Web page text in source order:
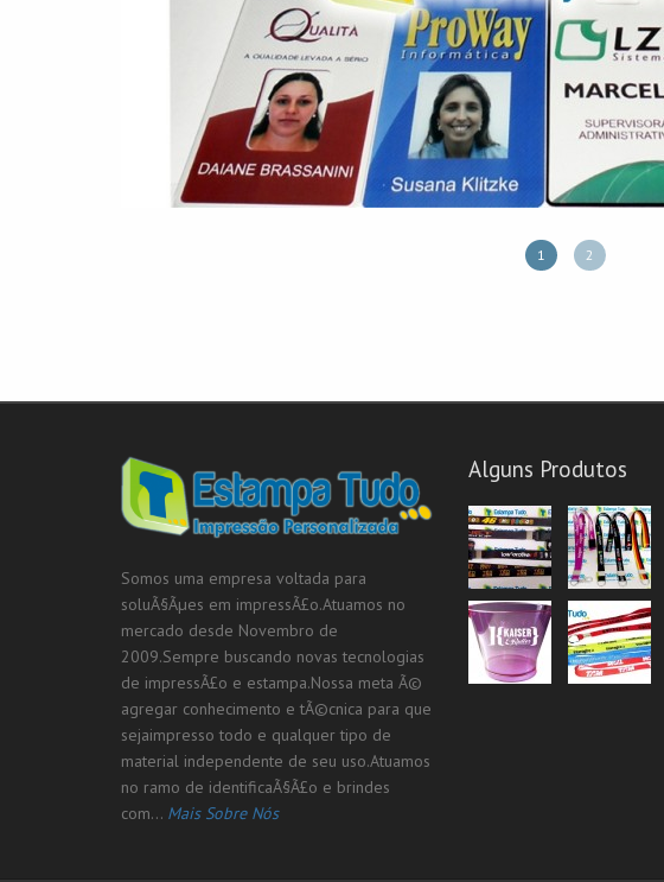
1 2
Somos uma empresa voltada para
soluÃ§Ãµes em impressÃ£o.Atuamos no
mercado desde Novembro de
2009.Sempre buscando novas tecnologias
de impressÃ£o e estampa.Nossa meta Ã©
agregar conhecimento e tÃ©cnica para que
sejaimpresso todo e qualquer tipo de
material independente de seu uso.Atuamos
no ramo de identificaÃ§Ã£o e brindes
com... Mais Sobre Nós
Alguns Produtos